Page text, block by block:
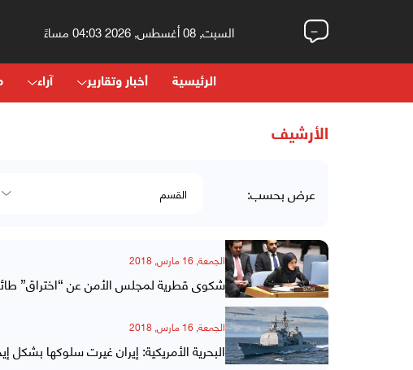
السبت, 08 أغسطس, 2026 04:03 مساءً
الرئيسية أخبار وتقارير آراء
الأرشيف
عرض بحسب:
الجمعة, 16 مارس, 2018
شكوى قطرية لمجلس الأمن عن “اختراق”
الجمعة, 16 مارس, 2018
البحرية الأمريكية: إيران غيرت سلوكها بشكل